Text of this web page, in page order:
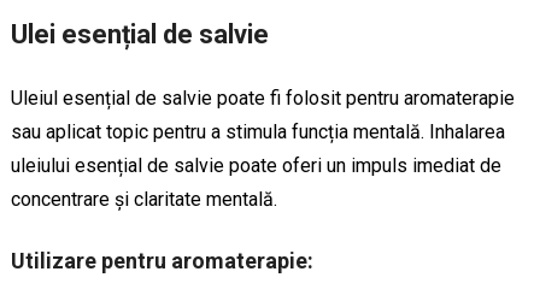
Ulei esențial de salvie
Uleiul esențial de salvie poate fi folosit pentru aromaterapie
sau aplicat topic pentru a stimula funcția mentală. Inhalarea
uleiului esențial de salvie poate oferi un impuls imediat de
concentrare și claritate mentală.
Utilizare pentru aromaterapie: